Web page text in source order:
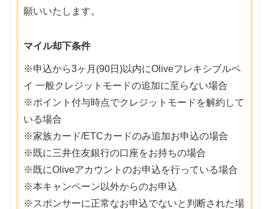
願いいたします。
マイル却下条件
※申込から3ヶ月(90日)以内にOliveフレキシブルペ
イ 一般クレジットモードの追加に至らない場合
※ポイント付与時点でクレジットモードを解約して
いる場合
※家族カード/ETCカードのみ追加お申込の場合
※既に三井住友銀行の口座をお持ちの場合
※既にOliveアカウントのお申込を行っている場合
※本キャンペーン以外からのお申込
※スポンサーに正常なお申込でないと判断された場